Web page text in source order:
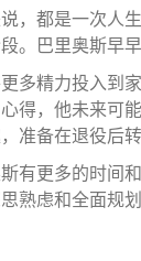
，都是一次人
。巴里奥斯早
多精力投入到
得，他未来可
准备在退役后
有更多的时间
熟虑和全面规划